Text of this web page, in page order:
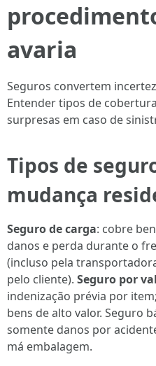
avaria
Seguros convertem
Entender tipos de
surpresas em caso de
Tipos de
mudança
Seguro de carga: cobre
danos e perda durante o
(incluso pela
pelo cliente). Seguro por
indenização prévia por
bens de alto valor. Seguro
somente danos por
má embalagem.